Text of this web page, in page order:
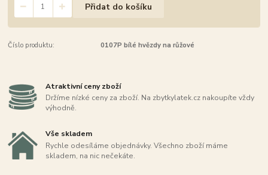
Přidat do košíku
Číslo produktu: 0107P bílé hvězdy na růžové
Atraktivní ceny zboží
Držíme nízké ceny za zboží. Na zbytkylatek.cz nakoupíte vždy
výhodně.
Vše skladem
Rychle odesíláme objednávky. Všechno zboží máme
skladem, na nic nečekáte.